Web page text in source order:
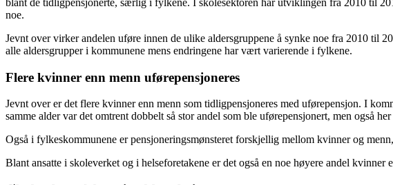
noe.
Jevnt over virker andelen uføre innen de ulike aldersgruppene å synke noe fra 2010
alle aldersgrupper i kommunene mens endringene har vært varierende i fylkene.
Flere kvinner enn menn uførepensjoneres
Jevnt over er det flere kvinner enn menn som tidligpensjoneres med uførepensjon. I
samme alder var det omtrent dobbelt så stor andel som ble uførepensjonert, men også
Også i fylkeskommunene er pensjoneringsmønsteret forskjellig mellom kvinner og
Blant ansatte i skoleverket og i helseforetakene er det også en noe høyere andel